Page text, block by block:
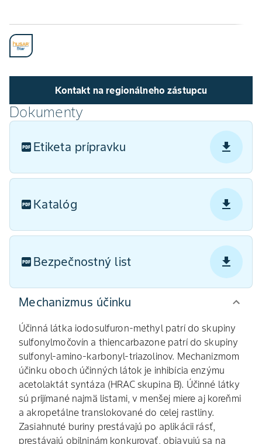
Kontakt na regionálneho zástupcu
Dokumenty
Etiketa prípravku
Katalóg
Bezpečnostný list
Mechanizmus účinku
Účinná látka iodosulfuron-methyl patrí do skupiny
sulfonylmočovín a thiencarbazone patrí do skupiny
sulfonyl-amino-karbonyl-triazolinov. Mechanizmom
účinku oboch účinných látok je inhibícia enzýmu
acetolaktát syntáza (HRAC skupina B). Účinné látky
sú prijímané najmä listami, v menšej miere aj koreňmi
a akropetálne translokované do celej rastliny.
Zasiahnuté buriny prestávajú po aplikácii rásť,
prestávajú obilninám konkurovať, objavujú sa na